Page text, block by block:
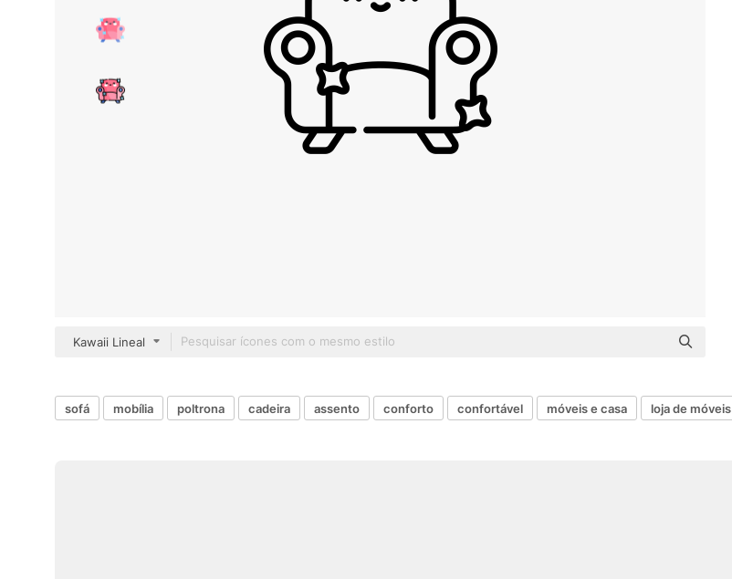
Kawaii Lineal
sofá mobília poltrona cadeira assento conforto confortável móveis e casa loja de móveis